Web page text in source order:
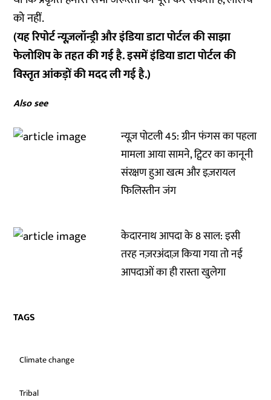
को नहीं.
(यह रिपोर्ट न्यूज़लॉन्ड्री और इंडिया डाटा पोर्टल की साझा
फेलोशिप के तहत की गई है. इसमें इंडिया डाटा पोर्टल की
विस्तृत आंकड़ों की मदद ली गई है.)
Also see
न्यूज़ पोटली 45: ग्रीन फंगस का पहला
मामला आया सामने, ट्विटर का कानूनी
संरक्षण हुआ खत्म और इज़रायल
फिलिस्तीन जंग
केदारनाथ आपदा के 8 साल: इसी
तरह नज़रअंदाज़ किया गया तो नई
आपदाओं का ही रास्ता खुलेगा
TAGS
Climate change
Tribal